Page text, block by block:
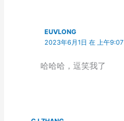
EUVLONG
2023年6月1日 在 上午9:07
哈哈哈，逗笑我了